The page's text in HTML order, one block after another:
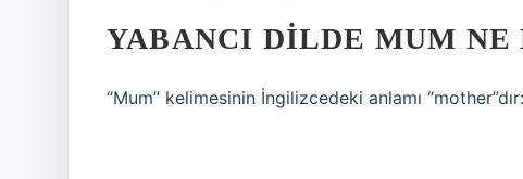
YABANCI DILDE MUM NE
“Mum” kelimesinin İngilizcedeki anlamı